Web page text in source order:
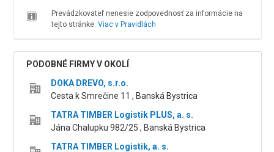
Prevádzkovateľ nenesie zodpovednosť za informácie na
tejto stránke. Viac v Pravidlách
PODOBNÉ FIRMY V OKOLÍ
DOKA DREVO, s.r.o.
Cesta k Smrečine 11 , Banská Bystrica
TATRA TIMBER Logistik PLUS, a. s.
Jána Chalupku 982/25 , Banská Bystrica
TATRA TIMBER Logistik, a. s.